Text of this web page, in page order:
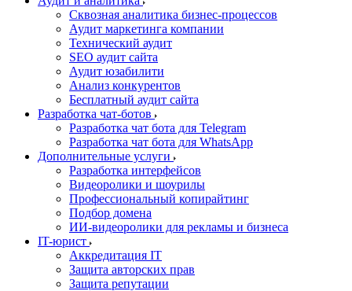
Сквозная аналитика бизнес-процессов
Аудит маркетинга компании
Технический аудит
SEO аудит сайта
Аудит юзабилити
Анализ конкурентов
Бесплатный аудит сайта
Разработка чат-ботов
Разработка чат бота для Telegram
Разработка чат бота для WhatsApp
Дополнительные услуги
Разработка интерфейсов
Видеоролики и шоурилы
Профессиональный копирайтинг
Подбор домена
ИИ-видеоролики для рекламы и бизнеса
IT-юрист
Аккредитация IT
Защита авторских прав
Защита репутации